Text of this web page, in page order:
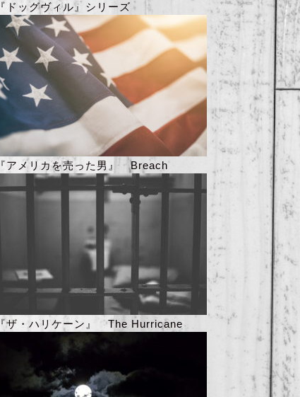
『ドッグヴィル』シリーズ
『アメリカを売った男』 Breach
『ザ・ハリケーン』 The Hurricane